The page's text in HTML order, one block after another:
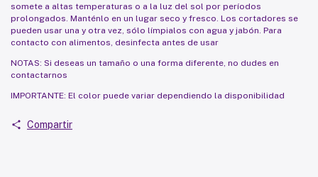
somete a altas temperaturas o a la luz del sol por períodos
prolongados. Manténlo en un lugar seco y fresco. Los cortadores se
pueden usar una y otra vez, sólo límpialos con agua y jabón. Para
contacto con alimentos, desinfecta antes de usar
NOTAS: Si deseas un tamaño o una forma diferente, no dudes en
contactarnos
IMPORTANTE: El color puede variar dependiendo la disponibilidad
Compartir